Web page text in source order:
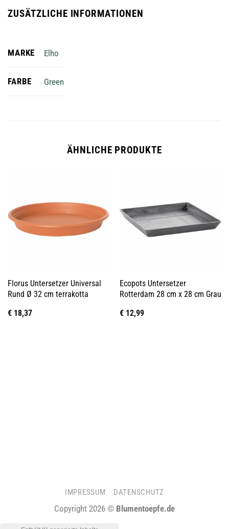
ZUSÄTZLICHE INFORMATIONEN
MARKE Elho
FARBE Green
ÄHNLICHE PRODUKTE
Florus Untersetzer Universal
Rund Ø 32 cm terrakotta
€18,37
Ecopots Untersetzer
Rotterdam 28 cm x 28 cm Grau
€12,99
IMPRESSUM DATENSCHUTZ
Copyright 2026 © Blumentoepfe.de